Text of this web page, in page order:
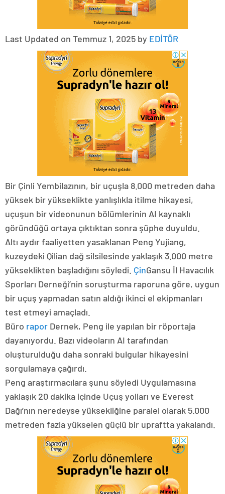
Last Updated on Temmuz 1, 2025 by EDİTÖR
Bir Çinli Yembilazının, bir uçuşla 8.000 metreden daha
yüksek bir yükseklikte yanlışlıkla itilme hikayesi,
uçuşun bir videonunun bölümlerinin AI kaynaklı
göründüğü ortaya çıktıktan sonra şüphe duyuldu.
Altı aydır faaliyetten yasaklanan Peng Yujiang,
kuzeydeki Qilian dağ silsilesinde yaklaşık 3.000 metre
yükseklikten başladığını söyledi. ÇinGansu İl Havacılık
Sporları Derneği’nin soruşturma raporuna göre, uygun
bir uçuş yapmadan satın aldığı ikinci el ekipmanları
test etmeyi amaçladı.
Büro rapor Dernek, Peng ile yapılan bir röportaja
dayanıyordu. Bazı videoların AI tarafından
oluşturulduğu daha sonraki bulgular hikayesini
sorgulamaya çağırdı.
Peng araştırmacılara şunu söyledi Uygulamasına
yaklaşık 20 dakika içinde Uçuş yolları ve Everest
Dağı’nın neredeyse yüksekliğine paralel olarak 5.000
metreden fazla yükselen güçlü bir upraftta yakalandı.